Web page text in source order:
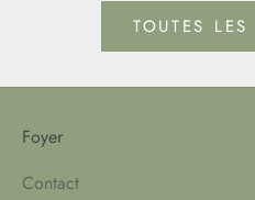
TOUTES
Foyer
Contact